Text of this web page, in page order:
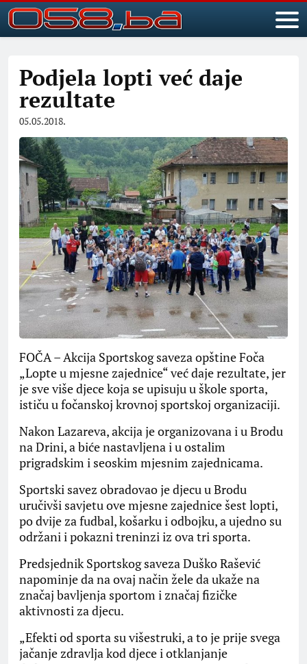
Podjela lopti već daje
rezultate
05.05.2018.
FOČA – Akcija Sportskog saveza opštine Foča
„Lopte u mjesne zajednice“ već daje rezultate, jer
je sve više djece koja se upisuju u škole sporta,
ističu u fočanskoj krovnoj sportskoj organizaciji.
Nakon Lazareva, akcija je organizovana i u Brodu
na Drini, a biće nastavljena i u ostalim
prigradskim i seoskim mjesnim zajednicama.
Sportski savez obradovao je djecu u Brodu
uručivši savjetu ove mjesne zajednice šest lopti,
po dvije za fudbal, košarku i odbojku, a ujedno su
održani i pokazni treninzi iz ova tri sporta.
Predsjednik Sportskog saveza Duško Rašević
napominje da na ovaj način žele da ukaže na
značaj bavljenja sportom i značaj fizičke
aktivnosti za djecu.
„Efekti od sporta su višestruki, a to je prije svega
jačanje zdravlja kod djece i otklanjanje